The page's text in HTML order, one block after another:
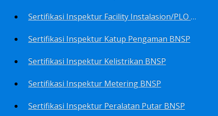
Sertifikasi Inspektur Facility Instalasion/PLO BNSP
Sertifikasi Inspektur Katup Pengaman BNSP
Sertifikasi Inspektur Kelistrikan BNSP
Sertifikasi Inspektur Metering BNSP
Sertifikasi Inspektur Peralatan Putar BNSP